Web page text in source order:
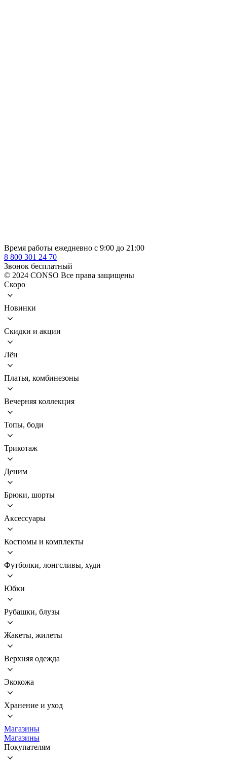
Время работы ежедневно с 9:00 до 21:00
8 800 301 24 70
Звонок бесплатный
© 2024 CONSO Все права защищены
Скоро
Новинки
Скидки и акции
Лён
Платья, комбинезоны
Вечерняя коллекция
Топы, боди
Трикотаж
Деним
Брюки, шорты
Аксессуары
Костюмы и комплекты
Футболки, лонгсливы, худи
Юбки
Рубашки, блузы
Жакеты, жилеты
Верхняя одежда
Экокожа
Хранение и уход
Магазины
Магазины
Покупателям